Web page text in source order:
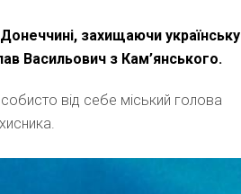
захищаючи українську
Васильович з Кам’янського.
від себе міський голова